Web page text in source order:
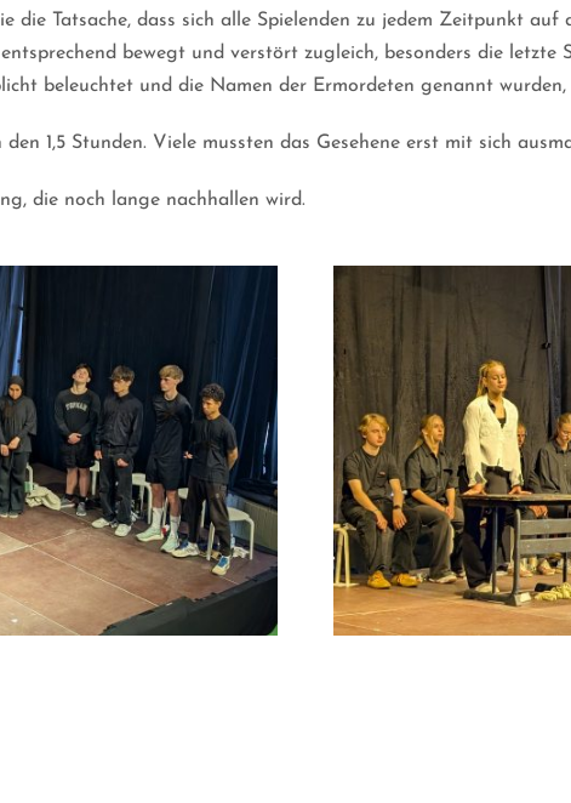
die Tatsache, dass sich alle Spielenden zu jedem Zeitpunkt
bewegt und verstört zugleich, besonders die letzte
beleuchtet und die Namen der Ermordeten genannt wurden,
1,5 Stunden. Viele mussten das Gesehene erst mit sich
die noch lange nachhallen wird.